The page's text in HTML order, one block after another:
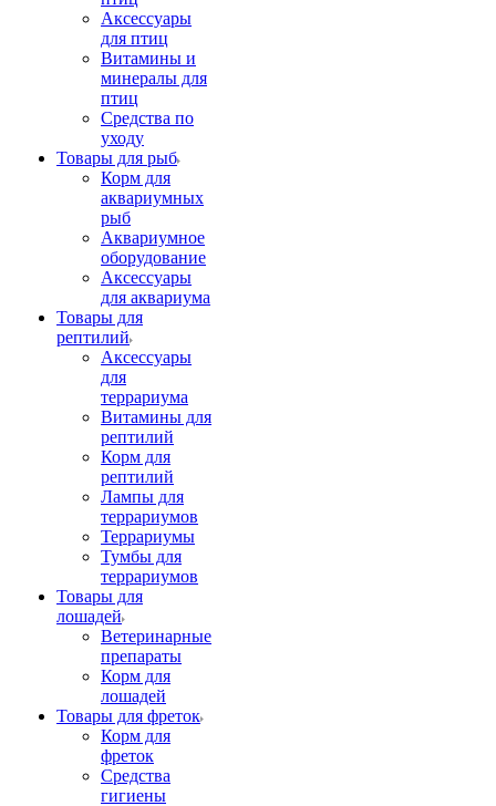
Аксессуары
для птиц
Витамины и
минералы для
птиц
Средства по
уходу
Товары для рыб
Корм для
аквариумных
рыб
Аквариумное
оборудование
Аксессуары
для аквариума
Товары для
рептилий
Аксессуары
для
террариума
Витамины для
рептилий
Корм для
рептилий
Лампы для
террариумов
Террариумы
Тумбы для
террариумов
Товары для
лошадей
Ветеринарные
препараты
Корм для
лошадей
Товары для фреток
Корм для
фреток
Средства
гигиены